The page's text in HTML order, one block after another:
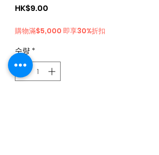
HK$9.00
購物滿$5,000 即享30%折扣
수량*